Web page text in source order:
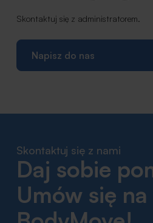
Skontaktuj się z administratorem.
Napisz do nas
Skontaktuj się z nami
Daj sobie
Umów się